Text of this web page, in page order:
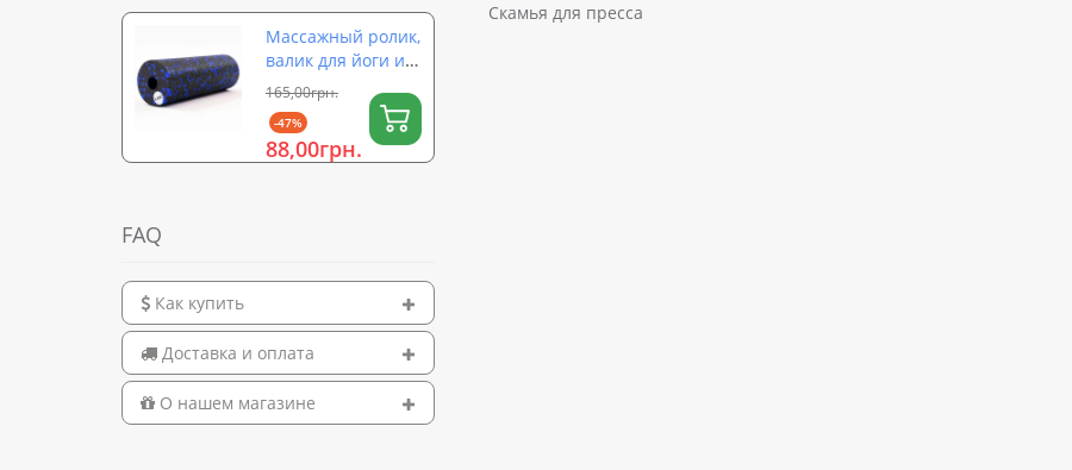
Массажный ролик,
валик для йоги и
массажа спины
EPP (массажер для
спины, шеи, ног)
OSPORT 15х5см
165,00грн.
-47%
88,00грн.
FAQ
Как купить
Доставка и оплата
О нашем магазине
Скамья для пресса